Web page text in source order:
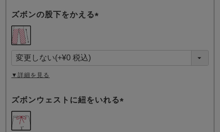
ズボンの股下をかえる
須
)
▼詳細を見る
ズボンウェストに紐をいれる